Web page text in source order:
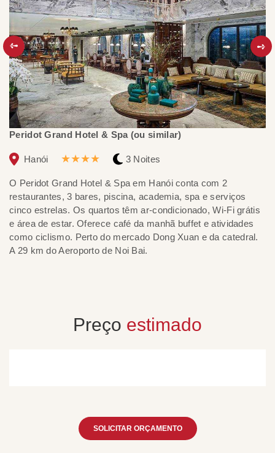
Peridot Grand Hotel & Spa (ou similar)
Hanói ★★★★ 3 Noites
O Peridot Grand Hotel & Spa em Hanói conta com 2
restaurantes, 3 bares, piscina, academia, spa e serviços
cinco estrelas. Os quartos têm ar-condicionado, Wi-Fi grátis
e área de estar. Oferece café da manhã buffet e atividades
como ciclismo. Perto do mercado Dong Xuan e da catedral.
A 29 km do Aeroporto de Noi Bai.
Preço estimado
SOLICITAR ORÇAMENTO